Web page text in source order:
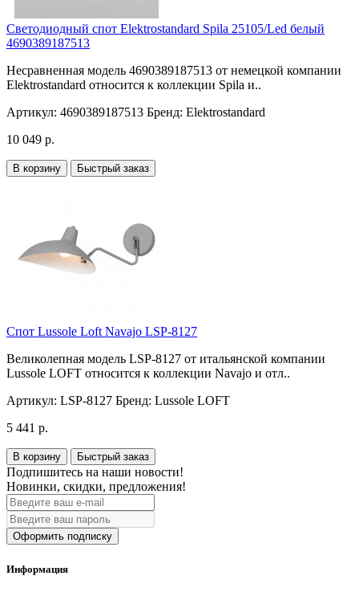
Светодиодный спот Elektrostandard Spila 25105/Led белый
4690389187513
Несравненная модель 4690389187513 от немецкой компании
Elektrostandard относится к коллекции Spila и..
Артикул: 4690389187513 Бренд: Elektrostandard
10 049 р.
В корзину Быстрый заказ
Спот Lussole Loft Navajo LSP-8127
Великолепная модель LSP-8127 от итальянской компании
Lussole LOFT относится к коллекции Navajo и отл..
Артикул: LSP-8127 Бренд: Lussole LOFT
5 441 р.
В корзину Быстрый заказ
Подпишитесь на наши новости!
Новинки, скидки, предложения!
Оформить подписку
Информация